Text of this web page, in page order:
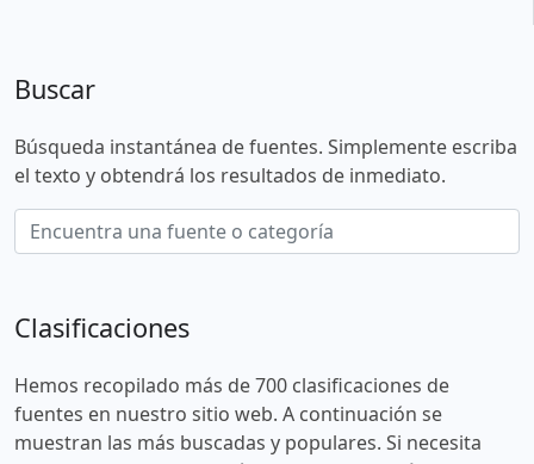
Buscar
Búsqueda instantánea de fuentes. Simplemente escriba
el texto y obtendrá los resultados de inmediato.
Clasificaciones
Hemos recopilado más de 700 clasificaciones de
fuentes en nuestro sitio web. A continuación se
muestran las más buscadas y populares. Si necesita